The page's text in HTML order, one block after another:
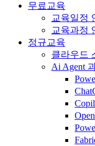
무료교육
교육일정
교육과정
정규교육
클라우드
Ai Agent